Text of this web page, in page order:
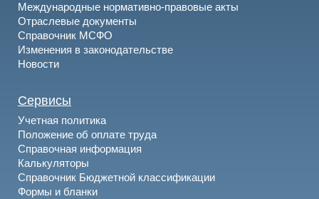
Международные нормативно-правовые акты
Отраслевые документы
Справочник МСФО
Изменения в законодательстве
Новости
Сервисы
Учетная политика
Положение об оплате труда
Справочная информация
Калькуляторы
Справочник Бюджетной классификации
Формы и бланки